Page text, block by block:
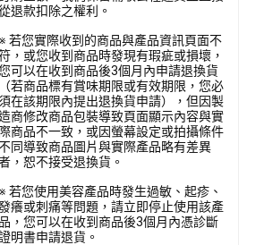
退款扣除之權利。
若您實際收到的商品與產品資訊頁面不
，或您收到商品時發現有瑕疵或損壞，
可以在收到商品後3個月內申請退換貨
（若商品標有賞味期限或有效期限，您必
在該期限內提出退換貨申請），但因製
商修改商品包裝導致頁面顯示內容與實
際商品不一致，或因螢幕設定或拍攝條件
同導致商品圖片與實際產品略有差異
，恕不接受退換貨。
若您使用美容產品時發生過敏、起疹、
癢或刺痛等問題，請立即停止使用該產
品，您可以在收到商品後3個月內憑診斷
明書申請退貨。